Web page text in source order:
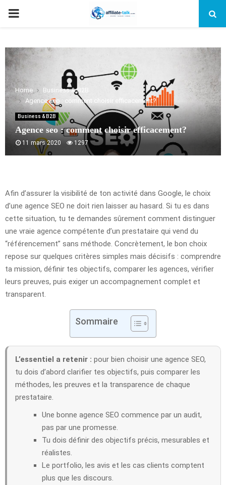
PRIMARY
Home
Business & B2B
Agence seo : comment choisir efficacement?
Business & B2B
Agence seo : comment choisir efficacement?
11 mars 2020 1297
Afin d’assurer la visibilité de ton activité dans Google, le choix
d’une agence SEO ne doit rien laisser au hasard. Si tu es dans
cette situation, tu te demandes sûrement comment distinguer
une vraie agence compétente d’un prestataire qui vend du
“référencement” sans méthode. Concrètement, le bon choix
repose sur quelques critères simples mais décisifs : comprendre
ta mission, définir tes objectifs, comparer les agences, vérifier
leurs preuves, puis exiger un accompagnement complet et
transparent.
Sommaire
L’essentiel a retenir : pour bien choisir une agence SEO,
tu dois d’abord clarifier tes objectifs, puis comparer les
méthodes, les preuves et la transparence de chaque
prestataire.
Une bonne agence SEO commence par un audit,
pas par une promesse.
Tu dois définir des objectifs précis, mesurables et
réalistes.
Le portfolio, les avis et les cas clients comptent
plus que les discours.